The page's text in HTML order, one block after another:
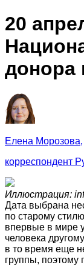
20
донора
Елена Морозова,
корреспондент
Иллюстрация:
Дата выбрана
по старому
впервые в мире
человека
в то время еще
группы, поэтому